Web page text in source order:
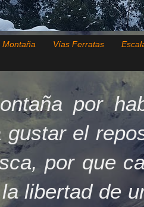
Montaña Vías Ferratas
por
gustar el
por que
libertad de